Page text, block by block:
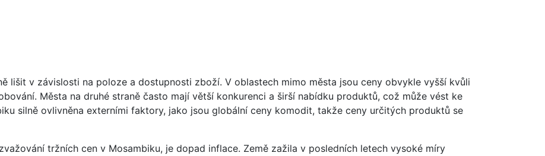
lišit v závislosti na poloze a dostupnosti zboží. V oblastech mimo města jsou ceny obvykle vyšší kvůli
Města na druhé straně často mají větší konkurenci a širší nabídku produktů, což může vést ke
silně ovlivněna externími faktory, jako jsou globální ceny komodit, takže ceny určitých produktů se
tržních cen v Mosambiku, je dopad inflace. Země zažila v posledních letech vysoké míry